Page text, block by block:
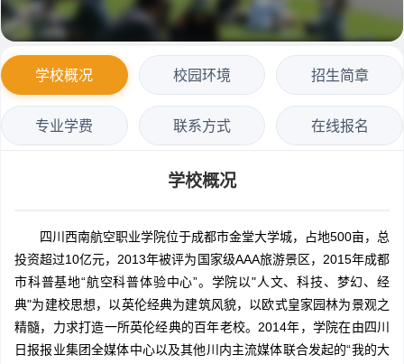
学校概况 校园环境 招生简章
专业学费 联系方式 在线报名
学校概况
四川西南航空职业学院位于成都市金堂大学城，占地500亩，总
投资超过10亿元，2013年被评为国家级AAA旅游景区，2015年成都
市科普基地“航空科普体验中心”。学院以"人文、科技、梦幻、经
典"为建校思想，以英伦经典为建筑风貌，以欧式皇家园林为景观之
精髓，力求打造一所英伦经典的百年老校。2014年，学院在由四川
日报报业集团全媒体中心以及其他川内主流媒体联合发起的“我的大